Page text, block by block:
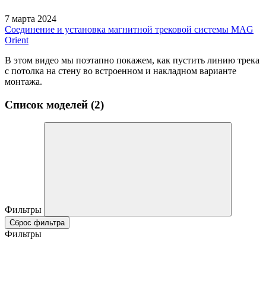
7 марта 2024
Соединение и установка магнитной трековой системы MAG
Orient
В этом видео мы поэтапно покажем, как пустить линию трека
с потолка на стену во встроенном и накладном варианте
монтажа.
Список моделей (2)
Фильтры
Сброс фильтра
Фильтры